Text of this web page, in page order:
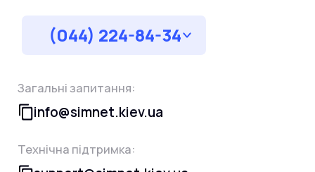
(044) 224-84-34
Загальні запитання:
info@simnet.kiev.ua
Технічна підтримка: